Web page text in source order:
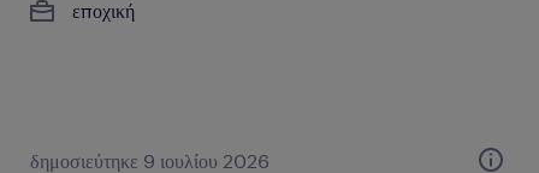
εποχική
δημοσιεύτηκε 9 ιουλίου 2026